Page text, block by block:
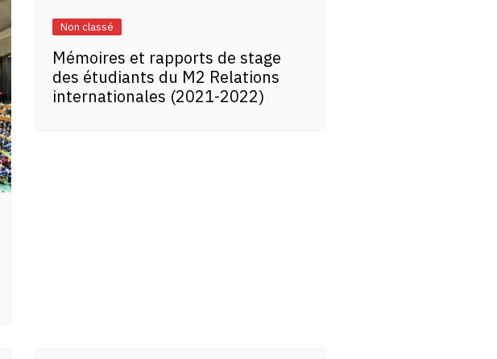
Non classé
Mémoires et rapports de stage
des étudiants du M2 Relations
internationales (2021-2022)